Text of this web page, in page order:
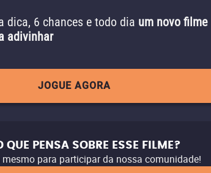
dica, 6 chances e todo dia um novo filme
adivinhar
JOGUE AGORA
QUE PENSA SOBRE ESSE FILME?
para participar da nossa comunidade!